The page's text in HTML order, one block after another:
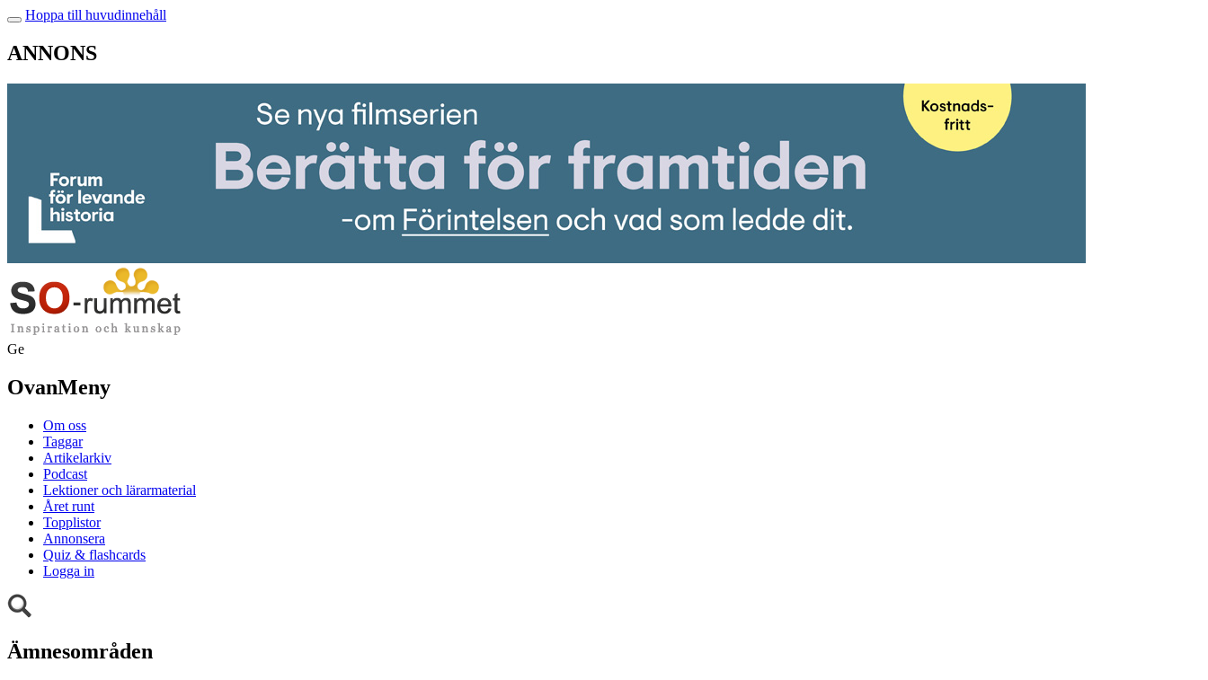
Hoppa till huvudinnehåll
ANNONS
Ge
OvanMeny
Om oss
Taggar
Artikelarkiv
Podcast
Lektioner och lärarmaterial
Året runt
Topplistor
Annonsera
Quiz & flashcards
Logga in
Ämnesområden